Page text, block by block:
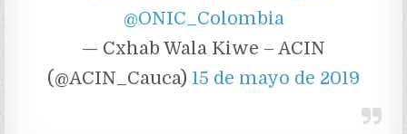
@ONIC_Colombia
— Cxhab Wala Kiwe – ACIN
(@ACIN_Cauca) 15 de mayo de 2019